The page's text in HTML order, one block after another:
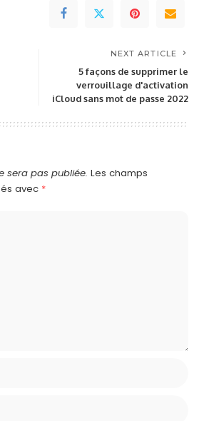
NEXT ARTICLE
5 façons de supprimer le
verrouillage d'activation
iCloud sans mot de passe 2022
sera pas publiée. Les champs
avec *